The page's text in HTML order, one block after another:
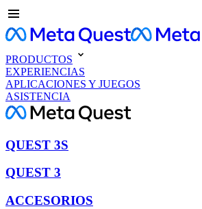
PRODUCTOS
EXPERIENCIAS
APLICACIONES Y JUEGOS
ASISTENCIA
QUEST 3S
QUEST 3
ACCESORIOS